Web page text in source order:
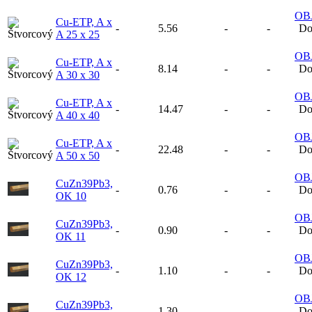
Cu-ETP, A x
A 25 x 25
- 5.56 - -
Cu-ETP, A x
A 30 x 30
- 8.14 - -
Cu-ETP, A x
A 40 x 40
- 14.47 - -
Cu-ETP, A x
A 50 x 50
- 22.48 - -
CuZn39Pb3,
OK 10
- 0.76 - -
CuZn39Pb3,
OK 11
- 0.90 - -
CuZn39Pb3,
OK 12
- 1.10 - -
CuZn39Pb3,